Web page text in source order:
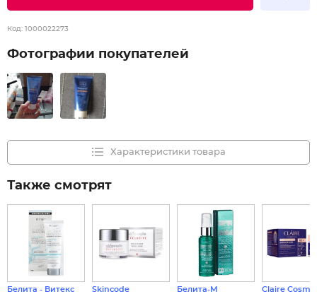
Код: 1000022273
Фотографии покупателей
Характеристики товара
Также смотрят
Белита - Витекс Skincode Белита-М Claire